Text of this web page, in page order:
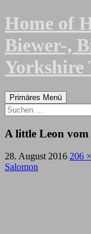
Zum
Inhalt
springen
Home of
Biewer-,
Yorkshire
Suchen
Primäres Menü
Suchen
nach:
A little Leon
28. August 2016 206
Salomon